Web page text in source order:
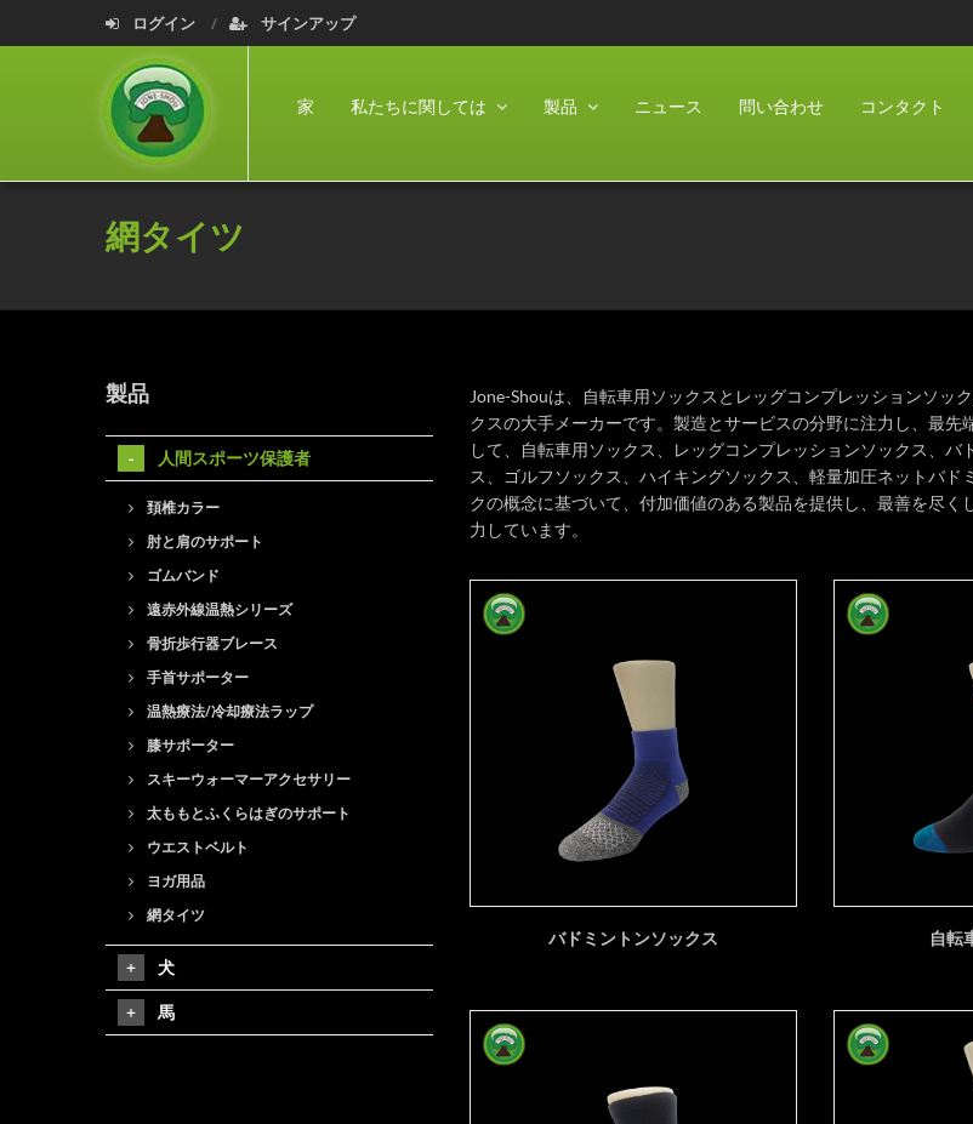
ログイン サインアップ
家 私たちに関しては 製品 ニュース 問い合わせ コンタクト
網タイツ
Jone-Shouは、自転車用ソックスとレッグコンプレッションソッ
クスの大手メーカーです。製造とサービスの分野に注力し、最
して、自転車用ソックス、レッグコンプレッションソックス、
ス、ゴルフソックス、ハイキングソックス、軽量加圧ネットバ
クの概念に基づいて、付加価値のある製品を提供し、最善を尽
力しています。
バドミントンソックス 自転
製品
人間スポーツ保護者
頚椎カラー
肘と肩のサポート
ゴムバンド
遠赤外線温熱シリーズ
骨折歩行器ブレース
手首サポーター
温熱療法/冷却療法ラップ
膝サポーター
スキーウォーマーアクセサリー
太ももとふくらはぎのサポート
ウエストベルト
ヨガ用品
網タイツ
犬
馬